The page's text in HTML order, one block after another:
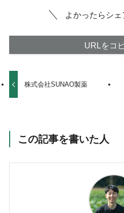
よかったらシェ
URLをコ
株式会社SUNAO製薬
この記事を書いた人